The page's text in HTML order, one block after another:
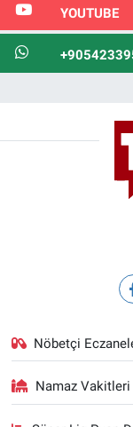
YOUTUBE
Nöbetçi
Namaz Vakitleri